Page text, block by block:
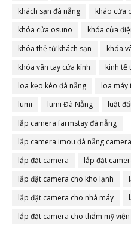
khách sạn đà nẵng
kháo cửa
khóa cửa osuno
khóa cửa
khóa thẻ từ khách sạn
khóa
khóa vân tay cửa kính
kinh tế
loa kẹo kéo đà nẵng
loa máy
lumi
lumi Đà Nẵng luật
lắp camera farmstay đà nẵng
lắp camera imou đà nẵng
lắp đặt camera
lắp đặt
lắp đặt camera cho kho lạnh
lắp đặt camera cho nhà máy
lắp đặt camera cho thẩm mỹ viện